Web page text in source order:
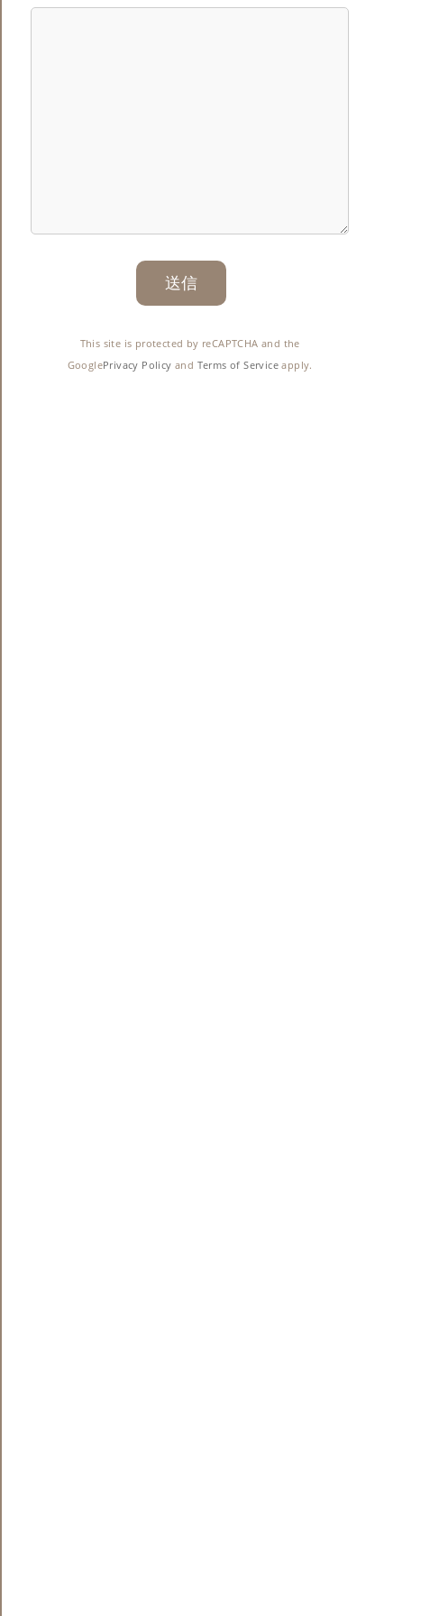
This site is protected by reCAPTCHA and the
GooglePrivacy Policy and Terms of Service apply.